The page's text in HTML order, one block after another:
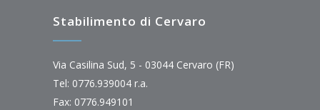
Stabilimento di Cervaro
Via Casilina Sud, 5 - 03044 Cervaro (FR)
Tel: 0776.939004 r.a.
Fax: 0776.949101